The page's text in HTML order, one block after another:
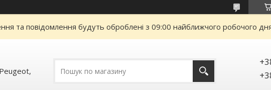
та повідомлення будуть оброблені з 09:00 найближчого робочого
Peugeot,